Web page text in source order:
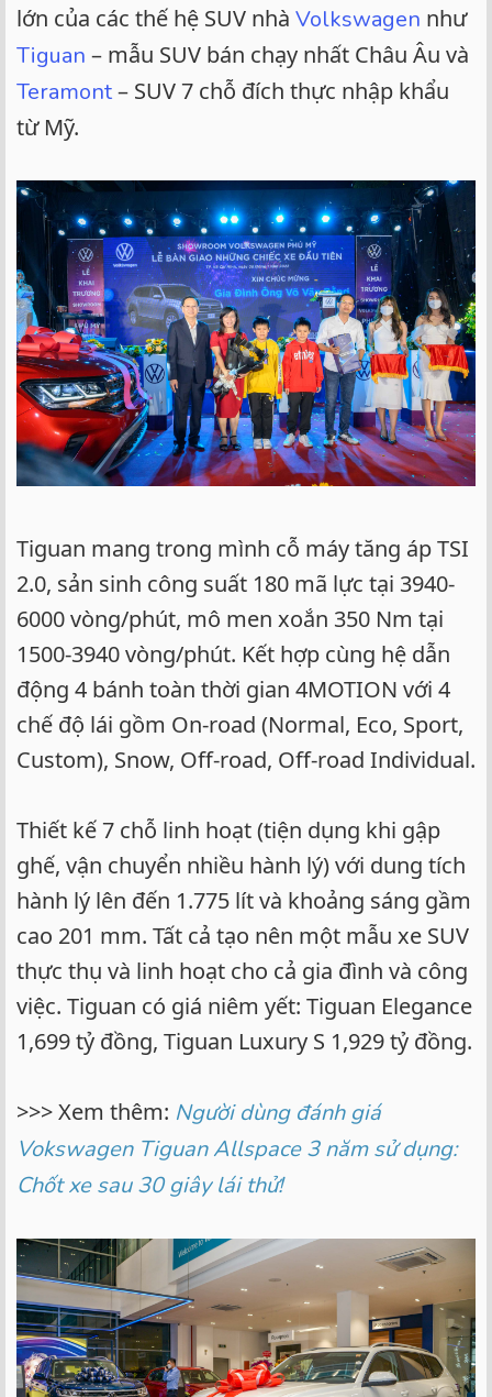
lớn của các thế hệ SUV nhà Volkswagen như
Tiguan – mẫu SUV bán chạy nhất Châu Âu và
Teramont– SUV 7 chỗ đích thực nhập khẩu
từ Mỹ.
Tiguan mang trong mình cỗ máy tăng áp TSI
2.0, sản sinh công suất 180 mã lực tại 3940-
6000 vòng/phút, mô men xoắn 350 Nm tại
1500-3940 vòng/phút. Kết hợp cùng hệ dẫn
động 4 bánh toàn thời gian 4MOTION với 4
chế độ lái gồm On-road (Normal, Eco, Sport,
Custom), Snow, Off-road, Off-road Individual.
Thiết kế 7 chỗ linh hoạt (tiện dụng khi gập
ghế, vận chuyển nhiều hành lý) với dung tích
hành lý lên đến 1.775 lít và khoảng sáng gầm
cao 201 mm. Tất cả tạo nên một mẫu xe SUV
thực thụ và linh hoạt cho cả gia đình và công
việc. Tiguan có giá niêm yết: Tiguan Elegance
1,699 tỷ đồng, Tiguan Luxury S 1,929 tỷ đồng.
>>> Xem thêm: Người dùng đánh giá
Vokswagen Tiguan Allspace 3 năm sử dụng:
Chốt xe sau 30 giây lái thử!